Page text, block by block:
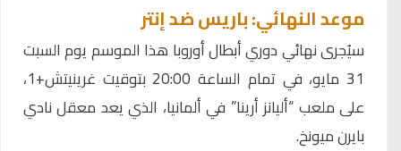
موعد النهائي: باريس ضد إنتر
سيُجرى نهائي دوري أبطال أوروبا هذا الموسم يوم السبت
31 مايو، في تمام الساعة 20:00 بتوقيت غرينيتش+1،
على ملعب “أليانز أرينا” في ألمانيا، الذي يعد معقل نادي
بايرن ميونخ.